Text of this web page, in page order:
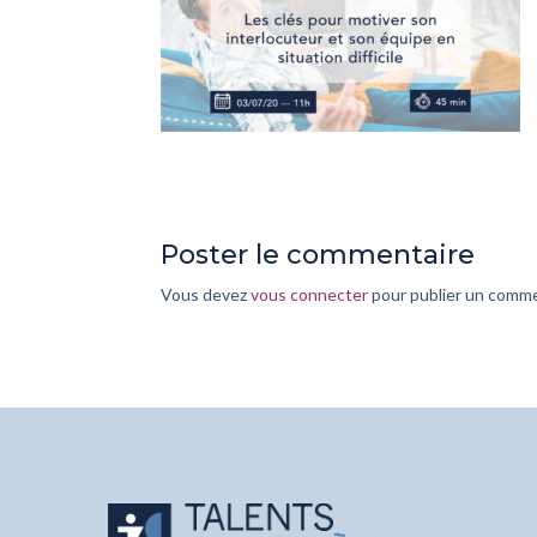
Poster le commentaire
Vous devezvous connecterpour publier un